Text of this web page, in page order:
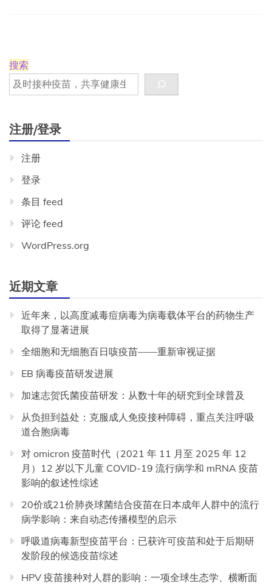
搜索
注册/登录
注册
登录
条目 feed
评论 feed
WordPress.org
近期文章
近年来，以高度减毒痘病毒为病毒载体平台的药物生产
取得了显著进展
全细胞和无细胞百日咳疫苗——重新审视证据
EB 病毒疫苗研发进展
加速志贺氏菌疫苗研发：从数十年的研究到全球普及
从负担到益处：克服成人免疫接种障碍，重点关注呼吸
道合胞病毒
对 omicron 疫苗时代（2021 年 11 月至 2025 年 12
月）12 岁以下儿童 COVID-19 流行病学和 mRNA 疫苗
影响的叙述性综述
20价或21价肺炎球菌结合疫苗在日本成年人群中的流行
病学影响：来自动态传播模型的启示
呼吸道病毒新型疫苗平台：已获许可疫苗和处于后期研
发阶段的候选疫苗综述
HPV 疫苗接种对人群的影响：一项全球生态学、横断面